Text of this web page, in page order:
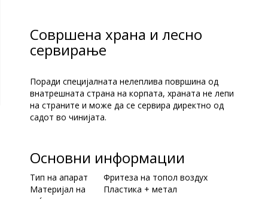
Прецизно време со звучен
сигнал
Сетирајте го времето на готвење според ваша
желба. Тајмерот може да се сетира до 60 минути.
Пријатен звучен сигнал ви овозможува да знаете
кога е готово јадењето.
Совршена храна и лесно
сервирање
Поради специјалната нелеплива површина од
внатрешната страна на корпата, храната не лепи
на страните и може да се сервира директно од
садот во чинијата.
Основни информации
Тип на апарат
Фритеза на топол воздух
Материјал на
Пластика + метал